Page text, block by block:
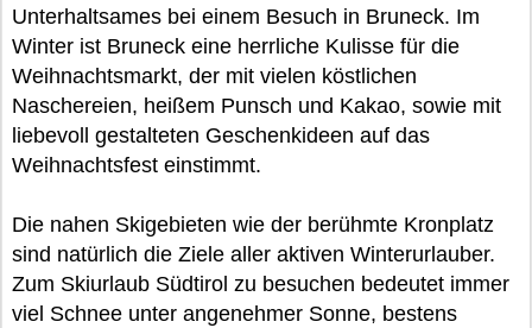
Unterhaltsames bei einem Besuch in Bruneck. Im
Winter ist Bruneck eine herrliche Kulisse für die
Weihnachtsmarkt, der mit vielen köstlichen
Naschereien, heißem Punsch und Kakao, sowie mit
liebevoll gestalteten Geschenkideen auf das
Weihnachtsfest einstimmt.
Die nahen Skigebieten wie der berühmte Kronplatz
sind natürlich die Ziele aller aktiven Winterurlauber.
Zum Skiurlaub Südtirol zu besuchen bedeutet immer
viel Schnee unter angenehmer Sonne, bestens